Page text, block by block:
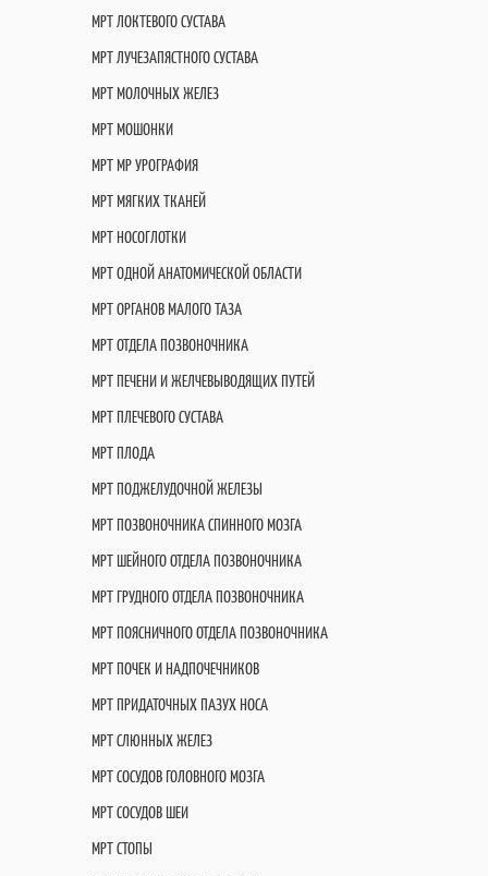
МРТ ЛОКТЕВОГО СУСТАВА
МРТ ЛУЧЕЗАПЯСТНОГО СУСТАВА
МРТ МОЛОЧНЫХ ЖЕЛЕЗ
МРТ МОШОНКИ
МРТ МР УРОГРАФИЯ
МРТ МЯГКИХ ТКАНЕЙ
МРТ НОСОГЛОТКИ
МРТ ОДНОЙ АНАТОМИЧЕСКОЙ ОБЛАСТИ
МРТ ОРГАНОВ МАЛОГО ТАЗА
МРТ ОТДЕЛА ПОЗВОНОЧНИКА
МРТ ПЕЧЕНИ И ЖЕЛЧЕВЫВОДЯЩИХ ПУТЕЙ
МРТ ПЛЕЧЕВОГО СУСТАВА
МРТ ПЛОДА
МРТ ПОДЖЕЛУДОЧНОЙ ЖЕЛЕЗЫ
МРТ ПОЗВОНОЧНИКА СПИННОГО МОЗГА
МРТ ШЕЙНОГО ОТДЕЛА ПОЗВОНОЧНИКА
МРТ ГРУДНОГО ОТДЕЛА ПОЗВОНОЧНИКА
МРТ ПОЯСНИЧНОГО ОТДЕЛА ПОЗВОНОЧНИКА
МРТ ПОЧЕК И НАДПОЧЕЧНИКОВ
МРТ ПРИДАТОЧНЫХ ПАЗУХ НОСА
МРТ СЛЮННЫХ ЖЕЛЕЗ
МРТ СОСУДОВ ГОЛОВНОГО МОЗГА
МРТ СОСУДОВ ШЕИ
МРТ СТОПЫ